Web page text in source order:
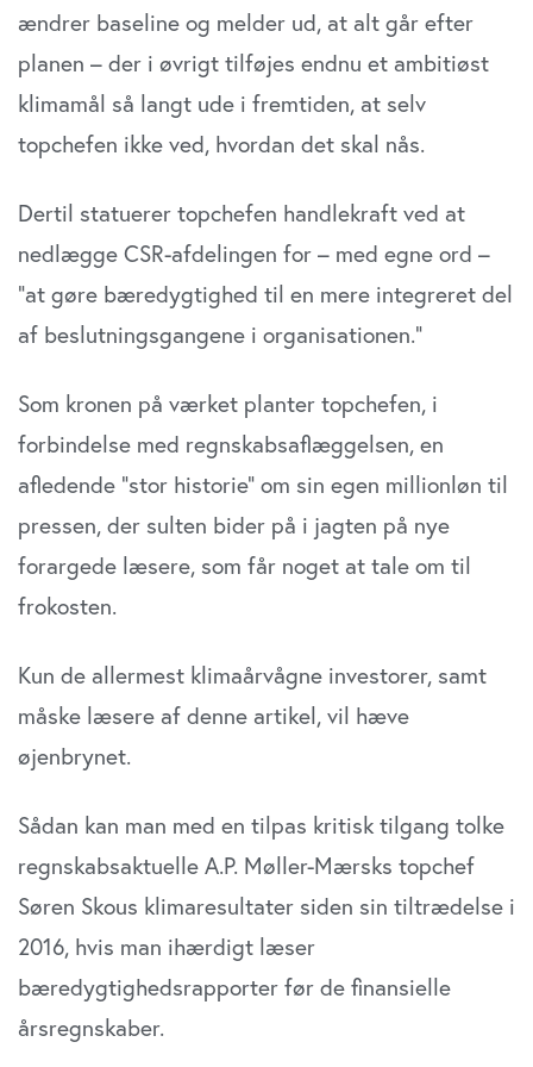
ændrer baseline og melder ud, at alt går efter
planen – der i øvrigt tilføjes endnu et ambitiøst
klimamål så langt ude i fremtiden, at selv
topchefen ikke ved, hvordan det skal nås.
Dertil statuerer topchefen handlekraft ved at
nedlægge CSR-afdelingen for – med egne ord –
”at gøre bæredygtighed til en mere integreret del
af beslutningsgangene i organisationen.”
Som kronen på værket planter topchefen, i
forbindelse med regnskabsaflæggelsen, en
afledende ”stor historie” om sin egen millionløn til
pressen, der sulten bider på i jagten på nye
forargede læsere, som får noget at tale om til
frokosten.
Kun de allermest klimaårvågne investorer, samt
måske læsere af denne artikel, vil hæve
øjenbrynet.
Sådan kan man med en tilpas kritisk tilgang tolke
regnskabsaktuelle A.P. Møller-Mærsks topchef
Søren Skous klimaresultater siden sin tiltrædelse i
2016, hvis man ihærdigt læser
bæredygtighedsrapporter før de finansielle
årsregnskaber.